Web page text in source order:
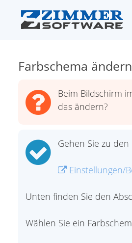
Farbschema ändern
Beim Bildschirm
das ändern?
Gehen Sie zu
Einstellungen/
Unten finden Sie den
Wählen Sie ein